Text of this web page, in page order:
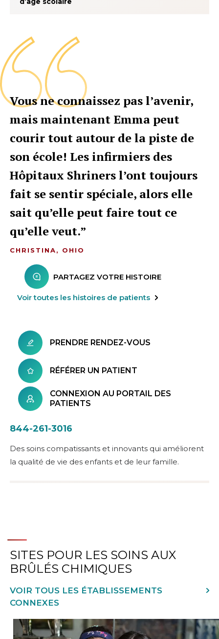
Vous ne connaissez pas l’avenir,
mais maintenant Emma peut
courir tout autour de la piste de
son école! Les infirmiers des
Hôpitaux Shriners l’ont toujours
fait se sentir spéciale, alors elle
sait qu’elle peut faire tout ce
qu’elle veut.
CHRISTINA, OHIO
PARTAGEZ VOTRE HISTOIRE
Voir toutes les histoires de patients
PRENDRE RENDEZ-VOUS
RÉFÉRER UN PATIENT
CONNEXION AU PORTAIL DES
PATIENTS
844-261-3016
Des soins compatissants et innovants qui améliorent
la qualité de vie des enfants et de leur famille.
SITES POUR LES SOINS AUX
BRÛLÉS CHIMIQUES
VOIR TOUS LES ÉTABLISSEMENTS
CONNEXES